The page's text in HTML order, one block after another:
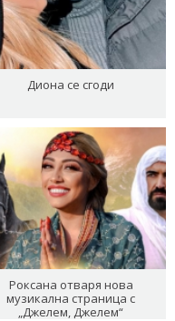
Диона се сгоди
Роксана отваря нова
музикална страница с
„Джелем, Джелем“